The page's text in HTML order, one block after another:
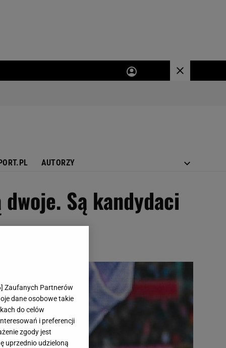
AUTORZY
Są kandydaci
] Zaufanych Partnerów
dane osobowe takie
do celów
i preferencji
zgody jest
uprzednio udzieloną